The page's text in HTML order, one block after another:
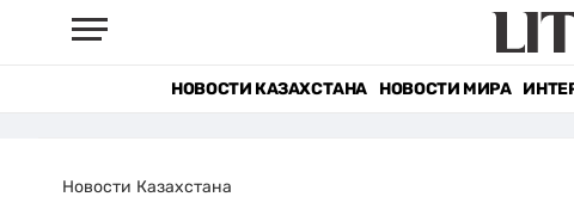
НОВОСТИ КАЗАХСТАНА НОВОСТИ МИРА
Новости Казахстана